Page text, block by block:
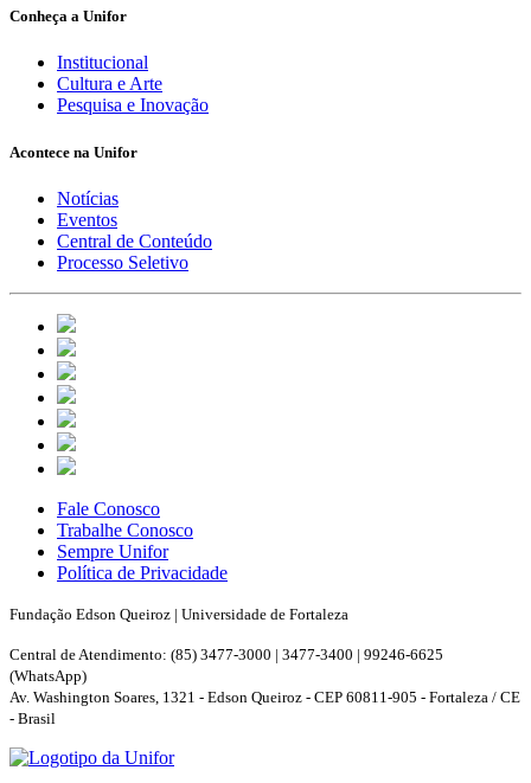
Conheça a Unifor
Institucional
Cultura e Arte
Pesquisa e Inovação
Acontece na Unifor
Notícias
Eventos
Central de Conteúdo
Processo Seletivo
Fale Conosco
Trabalhe Conosco
Sempre Unifor
Política de Privacidade
Fundação Edson Queiroz | Universidade de Fortaleza
Central de Atendimento: (85) 3477-3000 | 3477-3400 | 99246-6625
(WhatsApp)
Av. Washington Soares, 1321 - Edson Queiroz - CEP 60811-905 - Fortaleza / CE
- Brasil